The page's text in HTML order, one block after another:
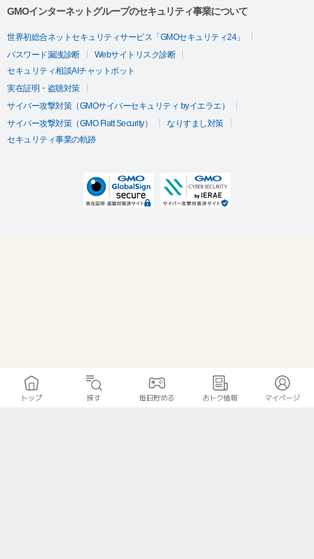
GMOインターネットグループのセキュリティ事業について
世界初総合ネットセキュリティサービス「GMOセキュリティ24」
パスワード漏洩診断
Webサイトリスク診断
セキュリティ相談AIチャットボット
実在証明・盗聴対策
サイバー攻撃対策（GMOサイバーセキュリティ byイエラエ）
サイバー攻撃対策（GMO Flatt Security）
なりすまし対策
セキュリティ事業の軌跡
トップ 探す 毎日貯める おトク情報 マイページ